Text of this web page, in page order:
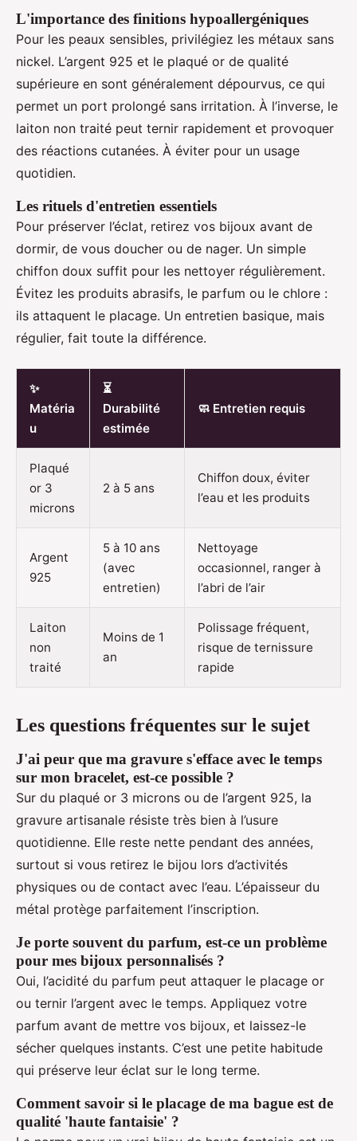
L'importance des finitions hypoallergéniques
Pour les peaux sensibles, privilégiez les métaux sans
nickel. L’argent 925 et le plaqué or de qualité
supérieure en sont généralement dépourvus, ce qui
permet un port prolongé sans irritation. À l’inverse, le
laiton non traité peut ternir rapidement et provoquer
des réactions cutanées. À éviter pour un usage
quotidien.
Les rituels d'entretien essentiels
Pour préserver l’éclat, retirez vos bijoux avant de
dormir, de vous doucher ou de nager. Un simple
chiffon doux suffit pour les nettoyer régulièrement.
Évitez les produits abrasifs, le parfum ou le chlore :
ils attaquent le placage. Un entretien basique, mais
régulier, fait toute la différence.
✨
Matéria
u
⏳
Durabilité
estimée
🧼 Entretien requis
Plaqué
or 3
microns
2 à 5 ans
Chiffon doux, éviter
l’eau et les produits
Argent
925
5 à 10 ans
(avec
entretien)
Nettoyage
occasionnel, ranger à
l’abri de l’air
Laiton
non
traité
Moins de 1
an
Polissage fréquent,
risque de ternissure
rapide
Les questions fréquentes sur le sujet
J'ai peur que ma gravure s'efface avec le temps
sur mon bracelet, est-ce possible ?
Sur du plaqué or 3 microns ou de l’argent 925, la
gravure artisanale résiste très bien à l’usure
quotidienne. Elle reste nette pendant des années,
surtout si vous retirez le bijou lors d’activités
physiques ou de contact avec l’eau. L’épaisseur du
métal protège parfaitement l’inscription.
Je porte souvent du parfum, est-ce un problème
pour mes bijoux personnalisés ?
Oui, l’acidité du parfum peut attaquer le placage or
ou ternir l’argent avec le temps. Appliquez votre
parfum avant de mettre vos bijoux, et laissez-le
sécher quelques instants. C’est une petite habitude
qui préserve leur éclat sur le long terme.
Comment savoir si le placage de ma bague est de
qualité 'haute fantaisie' ?